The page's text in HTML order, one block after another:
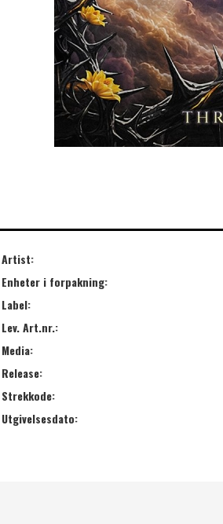
Artist:
Enheter i forpakning:
Label:
Lev. Art.nr.:
Media:
Release:
Strekkode:
Utgivelsesdato: